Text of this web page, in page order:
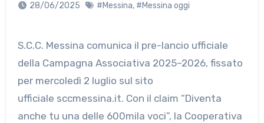
28/06/2025 #Messina, #Messina oggi
S.C.C. Messina comunica il pre-lancio ufficiale
della Campagna Associativa 2025–2026, fissato
per mercoledì 2 luglio sul sito
ufficiale sccmessina.it. Con il claim “Diventa
anche tu una delle 600mila voci”, la Cooperativa